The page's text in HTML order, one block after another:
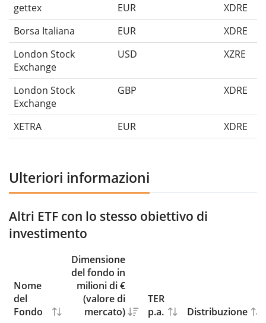
gettex EUR
XDRE
Borsa Italiana
EUR
XDRE
London Stock
Exchange
USD XZRE
London Stock
Exchange
GBP XDRE
XETRA EUR XDRE
Ulteriori informazioni
Altri ETF con lo stesso obiettivo di
investimento
Nome
del
Fondo
Dimensione
del fondo in
milioni di €
(valore di
mercato)
TER
p.a.
Distribuzione